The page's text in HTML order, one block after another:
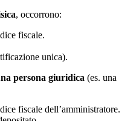
, occorrono:
fiscale.
unica).
persona giuridica (es. una
fiscale dell’amministratore.